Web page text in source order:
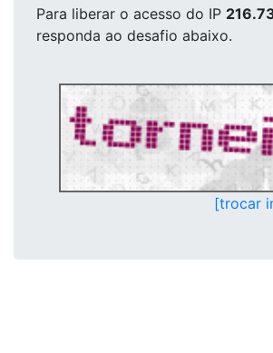
Para liberar o acesso do IP
responda ao desafio abaixo.
[trocar